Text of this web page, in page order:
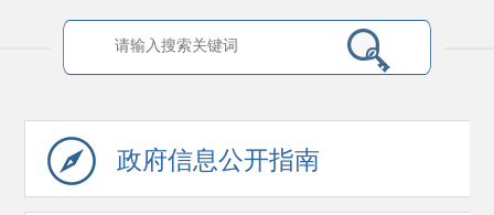
政府信息公开指南